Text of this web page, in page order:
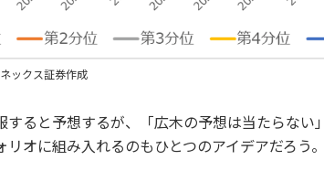
ックス証券作成
すると予想するが、「広木の予想は当たらない
オに組み入れるのもひとつのアイデアだろう。